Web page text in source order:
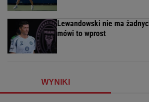
Lewandowski nie ma
mówi to wprost
WYNIKI